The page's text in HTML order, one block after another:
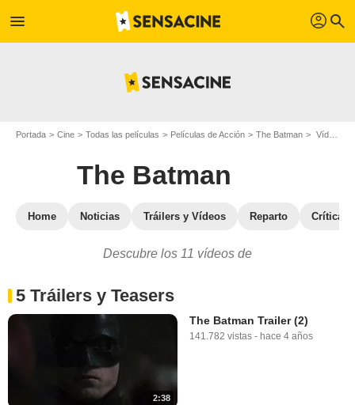
menu profil search
Portada Cine Todas las películas Películas de Acción The Batman Vídeos de la película The Batman
The Batman
Home Noticias Tráilers y Vídeos Reparto Críticas
Descubre los 11 vídeos de
5 Tráilers y Teasers
2:38
The Batman Trailer (2)
141.782 vistas - hace 4 años